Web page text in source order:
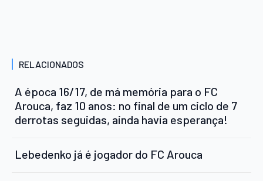
RELACIONADOS
A época 16/17, de má memória para o FC
Arouca, faz 10 anos: no final de um ciclo de 7
derrotas seguidas, ainda havia esperança!
Lebedenko já é jogador do FC Arouca